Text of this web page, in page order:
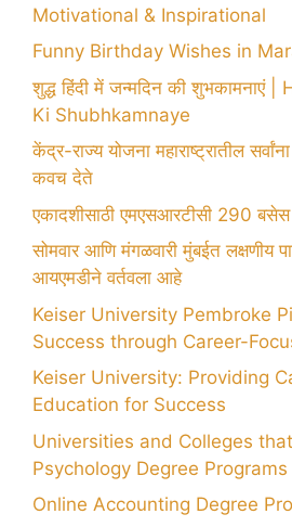
Motivational & Inspirational
Funny Birthday Wishes in
शुद्ध हिंदी में जन्मदिन की
Ki Shubhkamnaye
केंद्र-राज्य योजना महाराष्ट्रातील
कवच देते
एकादशीसाठी एमएसआरटीसी 290
सोमवार आणि मंगळवारी मुंबईत
आयएमडीने वर्तवला आहे
Keiser University Pembroke
Success through Career-
Keiser University: Providing
Education for Success
Universities and Colleges
Psychology Degree Programs
Online Accounting Degree